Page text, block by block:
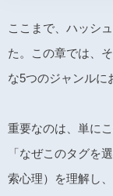
ここまで、ハッシ
た。この章では、
な5つのジャンルに
重要なのは、単に
「なぜこのタグを
索心理）を理解し